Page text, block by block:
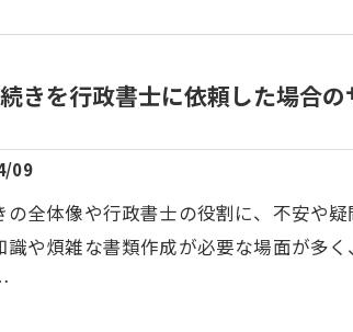
きを行政書士に依頼した場合
09
の全体像や行政書士の役割に、不安や
識や煩雑な書類作成が必要な場面が多